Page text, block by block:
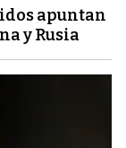
apuntan
y Rusia